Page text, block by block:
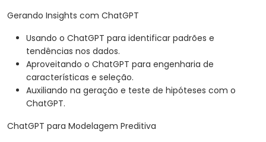
Gerando Insights com ChatGPT
Usando o ChatGPT para identificar padrões e
tendências nos dados.
Aproveitando o ChatGPT para engenharia de
características e seleção.
Auxiliando na geração e teste de hipóteses com o
ChatGPT.
ChatGPT para Modelagem Preditiva